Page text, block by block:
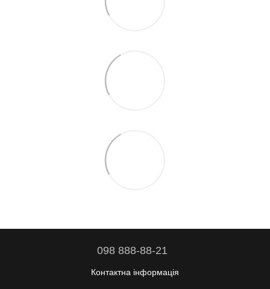
098 888-88-21
Контактна інформація